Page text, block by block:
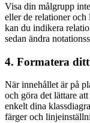
Visa din målgrupp
eller de relationer
kan du indikera
sedan ändra
4. Formatera
När innehållet är på
och göra det lättare
enkelt dina
färger och